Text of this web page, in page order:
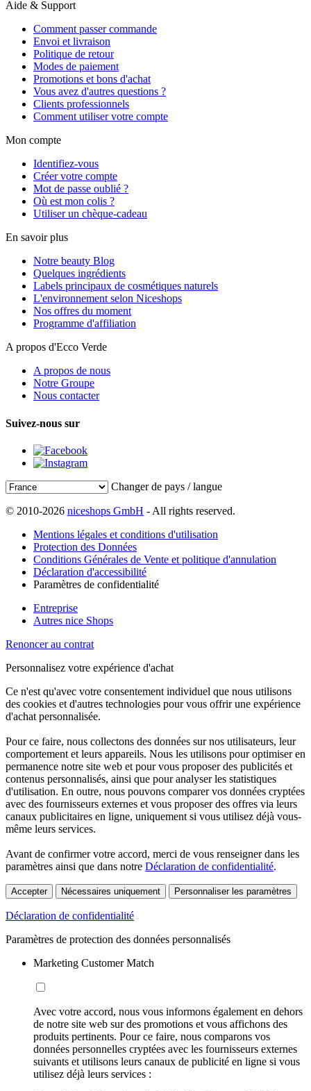
Aide & Support
Comment passer commande
Envoi et livraison
Politique de retour
Modes de paiement
Promotions et bons d'achat
Vous avez d'autres questions ?
Clients professionnels
Comment utiliser votre compte
Mon compte
Identifiez-vous
Créer votre compte
Mot de passe oublié ?
Où est mon colis ?
Utiliser un chèque-cadeau
En savoir plus
Notre beauty Blog
Quelques ingrédients
Labels principaux de cosmétiques naturels
L'environnement selon Niceshops
Nos offres du moment
Programme d'affiliation
A propos d'Ecco Verde
A propos de nous
Notre Groupe
Nous contacter
Suivez-nous sur
Changer de pays / langue
© 2010-2026 niceshops GmbH - All rights reserved.
Mentions légales et conditions d'utilisation
Protection des Données
Conditions Générales de Vente et politique d'annulation
Déclaration d'accessibilité
Paramètres de confidentialité
Entreprise
Autres nice Shops
Renoncer au contrat
Personnalisez votre expérience d'achat
Ce n'est qu'avec votre consentement individuel que nous utilisons
des cookies et d'autres technologies pour vous offrir une expérience
d'achat personnalisée.
Pour ce faire, nous collectons des données sur nos utilisateurs, leur
comportement et leurs appareils. Nous les utilisons pour optimiser en
permanence notre site web et pour vous proposer des publicités et
contenus personnalisés, ainsi que pour analyser les statistiques
d'utilisation. En outre, nous pouvons comparer vos données cryptées
avec des fournisseurs externes et vous proposer des offres via leurs
canaux publicitaires en ligne, uniquement si vous utilisez déjà vous-
même leurs services.
Avant de confirmer votre accord, merci de vous renseigner dans les
paramètres ainsi que dans notre Déclaration de confidentialité.
Accepter Nécessaires uniquement Personnaliser les paramètres
Déclaration de confidentialité
Paramètres de protection des données personnalisés
Marketing Customer Match
Avec votre accord, nous vous informons également en dehors
de notre site web sur des promotions et vous affichons des
produits pertinents. Pour ce faire, nous comparons vos
données personnelles cryptées avec les fournisseurs externes
suivants et utilisons leurs canaux de publicité en ligne si vous
utilisez déjà leurs services :